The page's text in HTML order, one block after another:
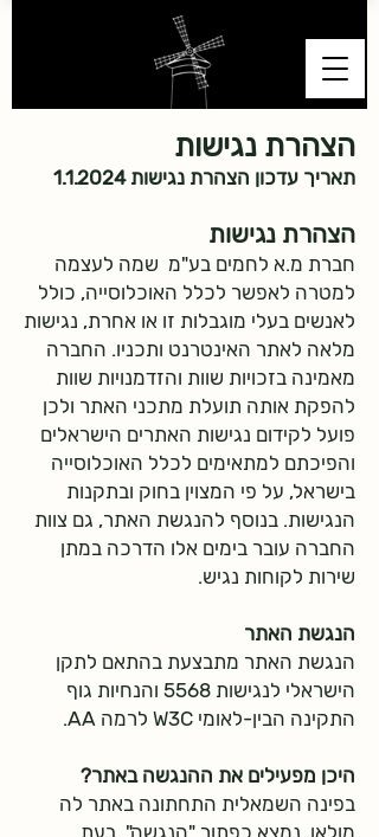
הצהרת נגישות
תאריך עדכון הצהרת נגישות 1.1.2024
הצהרת נגישות
חברת מ.א לחמים בע"מ שמה לעצמה
למטרה לאפשר לכלל האוכלוסייה, כולל
לאנשים בעלי מוגבלות זו או אחרת, נגישות
מלאה לאתר האינטרנט ותכניו. החברה
מאמינה בזכויות שוות והזדמנויות שוות
להפקת אותה תועלת מתכני האתר ולכן
פועל לקידום נגישות האתרים הישראלים
והפיכתם למתאימים לכלל האוכלוסייה
בישראל, על פי המצוין בחוק ובתקנות
הנגישות. בנוסף להנגשת האתר, גם צוות
החברה עובר בימים אלו הדרכה במתן
שירות לקוחות נגיש.
הנגשת האתר
הנגשת האתר מתבצעת בהתאם לתקן
הישראלי לנגישות 5568 והנחיות גוף
התקינה הבין-לאומי W3C לרמה AA.
היכן מפעילים את ההנגשה באתר?
בפינה השמאלית התחתונה באתר לה
מולאן, נמצא כפתור "הנגשה". בעת